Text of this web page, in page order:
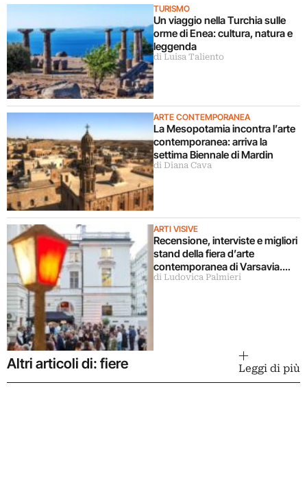
TURISMO
Un viaggio nella Turchia sulle
orme di Enea: cultura, natura e
leggenda
di Luisa Taliento
ARTE CONTEMPORANEA
La Mesopotamia incontra l’arte
contemporanea: arriva la
settima Biennale di Mardin
di Diana Cava
ARTI VISIVE
Recensione, interviste e migliori
stand della fiera d’arte
contemporanea di Varsavia.
Che cresce
di Ludovica Palmieri
Altri articoli di: fiere Leggi di più